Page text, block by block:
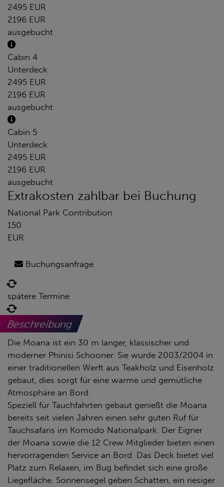
2495 EUR
2196 EUR
ausgebucht
Cabin 4
Unterdeck
2495 EUR
2196 EUR
ausgebucht
Cabin 5
Unterdeck
2495 EUR
2196 EUR
ausgebucht
Extrakosten zahlbar bei Buchung
National Park Contribution
150
EUR
Buchungsanfrage
spätere Termine
Beschreibung
Die Moana ist ein 30 m langer, klassischer und
moderner Phinisi Schooner. Sie wurde 2003/2004 in
einer traditionellen Werft aus Teakholz und Eisenholz
gebaut, dies sorgt für eine warme und gemütliche
Atmosphäre an Bord.
Speziell für Tauchfahrten gebaut genießt die Moana
bereits seit vielen Jahren einen sehr guten Ruf für
Tauchsafaris im Komodo Nationalpark. Der Eigner
der Moana sowie die 12 Crew Mitglieder bieten einen
hervorragenden Service an Bord. Das Deck bietet viel
Platz zum Relaxen, im Bug befindet sich eine große
Liegefläche. Sonnensegel geben Schatten, ein riesiger